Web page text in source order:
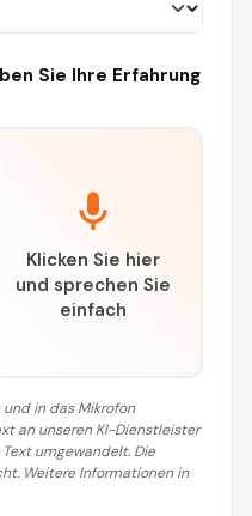
Sie Ihre Erfahrung
Klicken Sie hier
und sprechen Sie
einfach
und in das Mikrofon
an unseren KI-Dienstleister
umgewandelt. Die
Weitere Informationen in